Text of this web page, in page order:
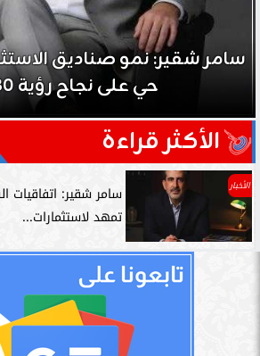
مصدر سعودي مسؤول:
علاقتها مع العراق
الأكثر قراءة
الأخبار
تمهد لاستثمارات...